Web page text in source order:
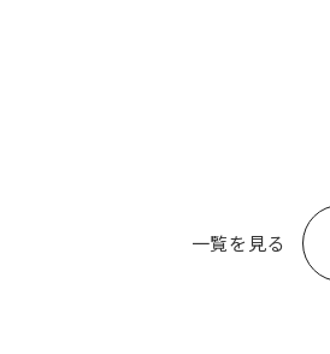
一覧を見る